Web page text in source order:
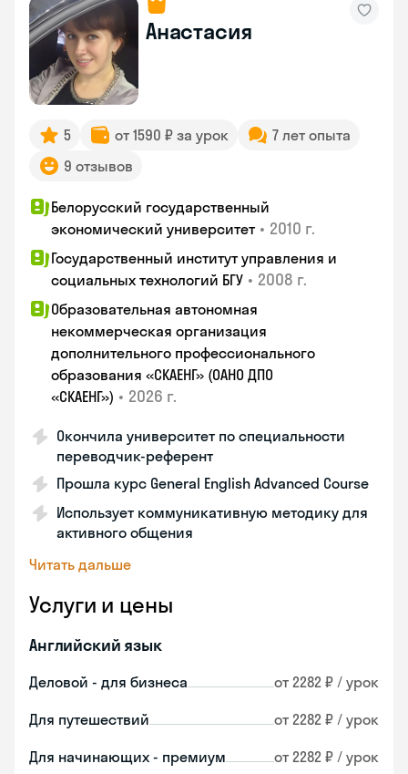
Анастасия
5 от 1590 ₽ за урок
7 лет опыта
9 отзывов
Белорусский государственный
экономический университет • 2010 г.
Государственный институт управления и
социальных технологий БГУ • 2008 г.
Образовательная автономная
некоммерческая организация
дополнительного профессионального
образования «СКАЕНГ» (ОАНО ДПО
«СКАЕНГ») • 2026 г.
Окончила университет по специальности
переводчик-референт
Прошла курс General English Advanced Course
Использует коммуникативную методику для
активного общения
Читать дальше
Услуги и цены
Английский язык
Деловой - для бизнеса от 2282 ₽ / урок
Для путешествий от 2282 ₽ / урок
Для начинающих - премиум от 2282 ₽ / урок